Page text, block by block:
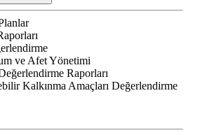
ve Afet Yönetimi
Raporları
Kalkınma Amaçları Değerlendirme